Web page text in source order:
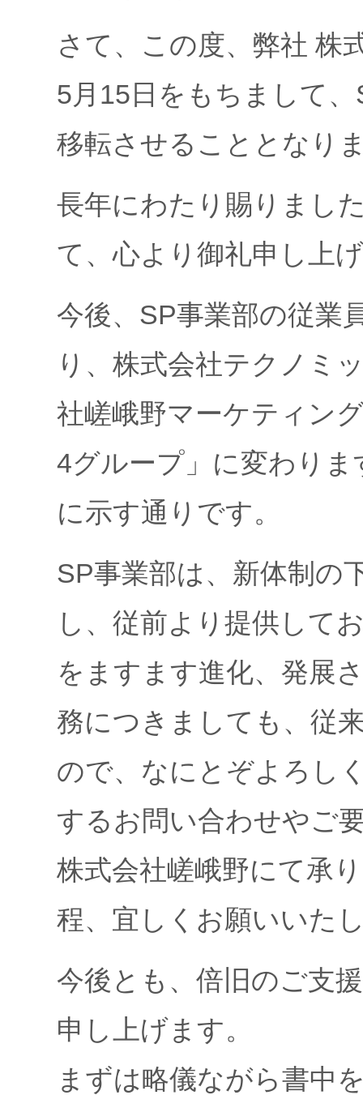
さて、この度、弊社 株
5月15日をもちまして
移転させることとなり
長年にわたり賜りまし
て、心より御礼申し上
今後、SP事業部の従業
り、株式会社テクノミ
社嵯峨野マーケティン
4グループ」に変わり
に示す通りです。
SP事業部は、新体制の
し、従前より提供して
をますます進化、発展
務につきましても、従
ので、なにとぞよろし
するお問い合わせやご
株式会社嵯峨野にて承
程、宜しくお願いいた
今後とも、倍旧のご支
申し上げます。
まずは略儀ながら書中